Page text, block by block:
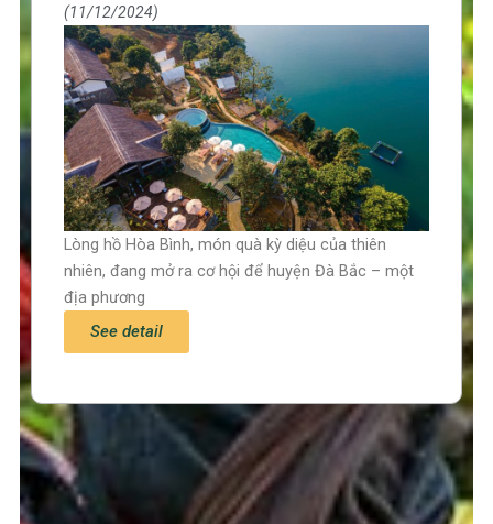
Trang chủ
Tin tức – Sự kiện
11/12/2024
Lòng hồ Hòa Bình, món quà kỳ diệu của thiên
nhiên, đang mở ra cơ hội để huyện Đà Bắc – một
địa phương
See detail